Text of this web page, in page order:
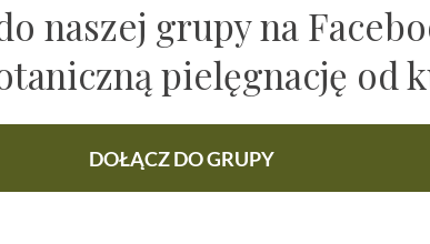
naszej grupy na
pielęgnację od
DOŁĄCZ DO GRUPY